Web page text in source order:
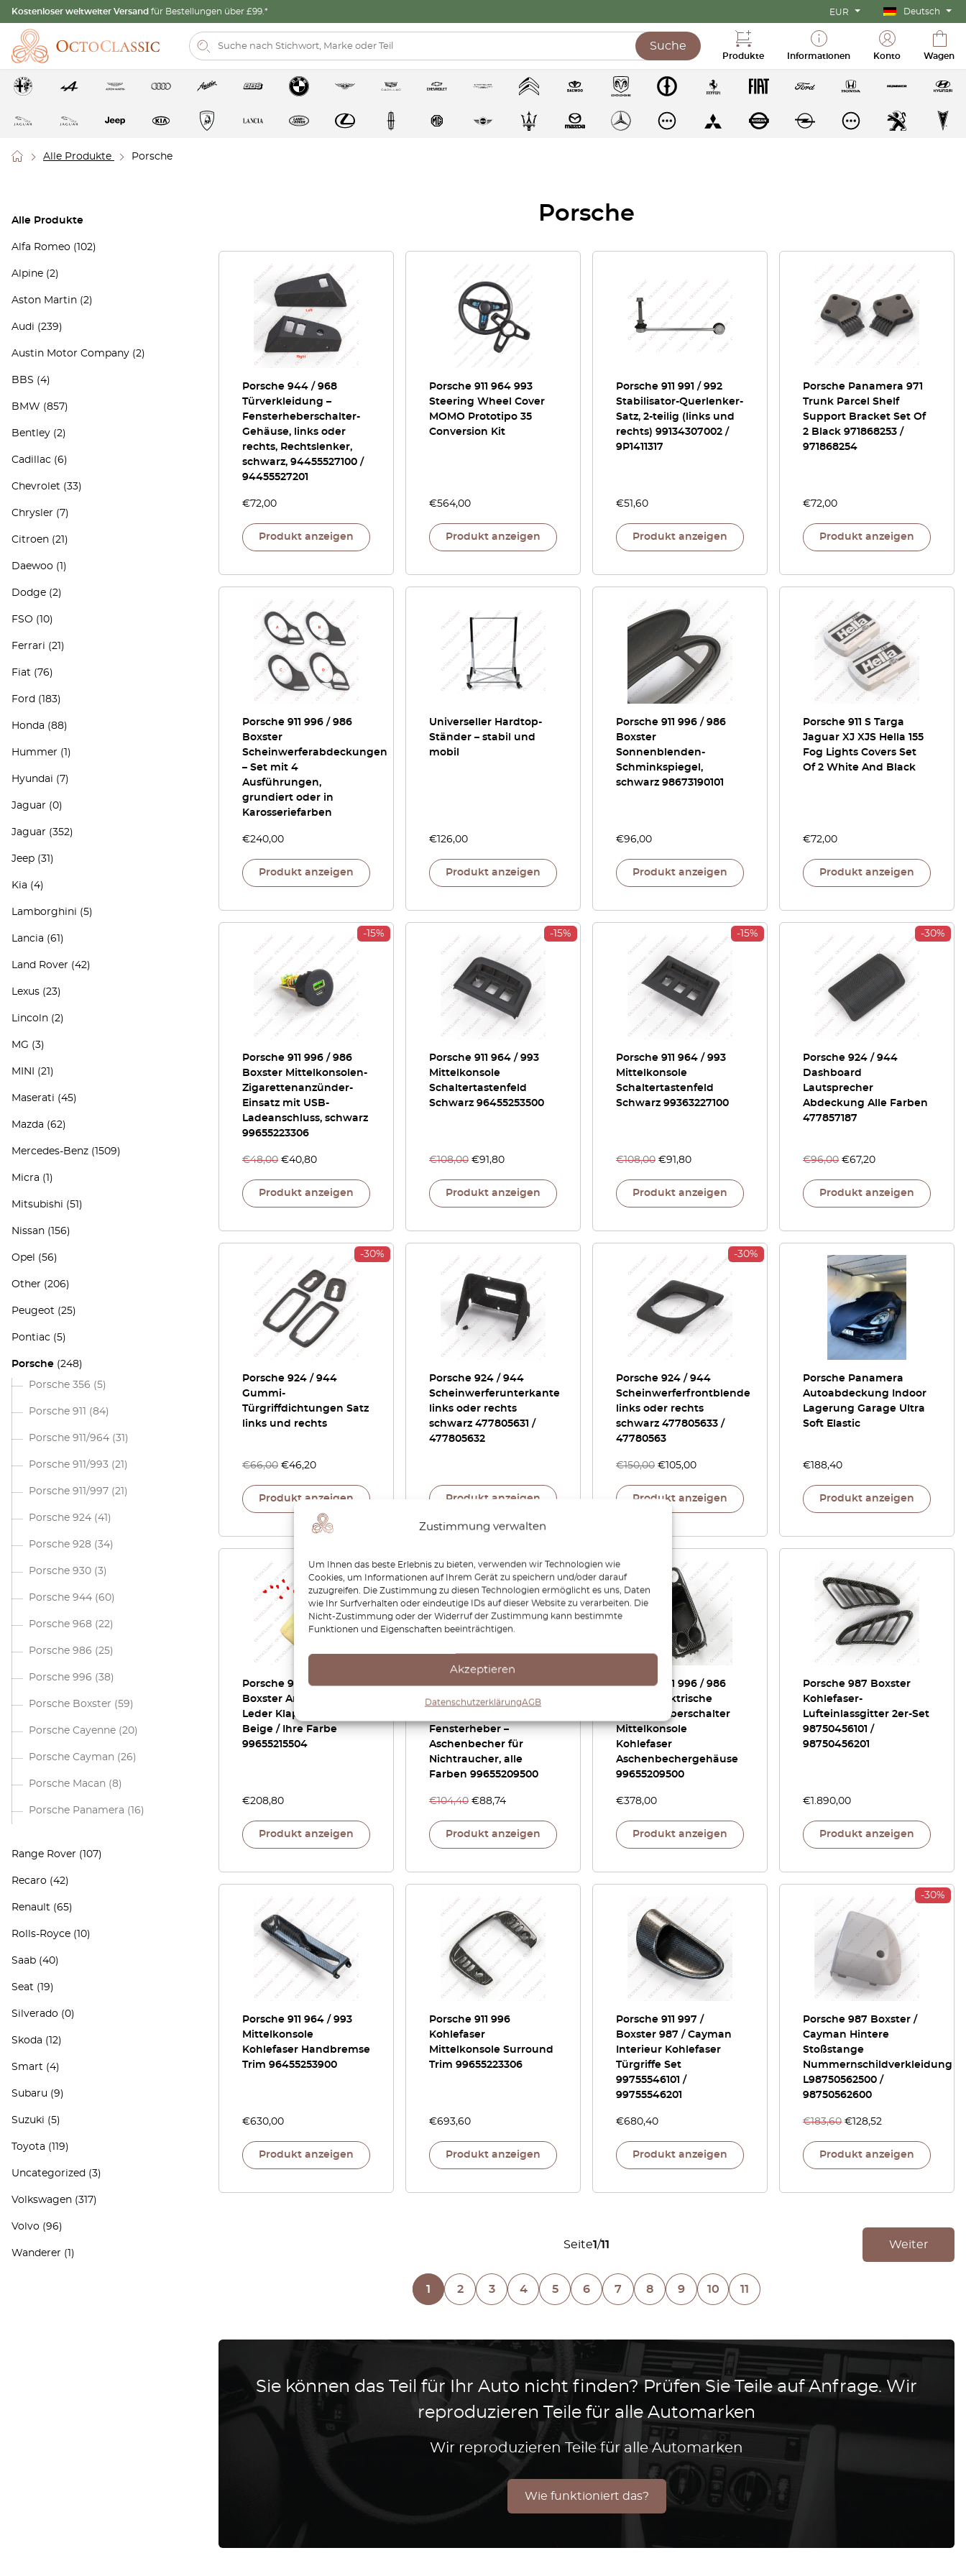
Zustimmung verwalten
Um Ihnen das beste Erlebnis zu bieten, verwenden wir Technologien wie
Cookies, um Informationen auf Ihrem Gerät zu speichern und/oder darauf
zuzugreifen. Die Zustimmung zu diesen Technologien ermöglicht es uns, Daten
wie Ihr Surfverhalten oder eindeutige IDs auf dieser Website zu verarbeiten. Die
Nicht-Zustimmung oder der Widerruf der Zustimmung kann bestimmte
Funktionen und Eigenschaften beeinträchtigen.
Akzeptieren
DatenschutzerklärungAGB
Kostenloser weltweiter Versand für Bestellungen über £99.* EUR Deutsch
Suche
Produkte Informationen Konto Wagen
Alle Produkte Porsche
Alle Produkte
Alfa Romeo (102)
Alpine (2)
Aston Martin (2)
Audi (239)
Austin Motor Company (2)
BBS (4)
BMW (857)
Bentley (2)
Cadillac (6)
Chevrolet (33)
Chrysler (7)
Citroen (21)
Daewoo (1)
Dodge (2)
FSO (10)
Ferrari (21)
Fiat (76)
Ford (183)
Honda (88)
Hummer (1)
Hyundai (7)
Jaguar (0)
Jaguar (352)
Jeep (31)
Kia (4)
Lamborghini (5)
Lancia (61)
Land Rover (42)
Lexus (23)
Lincoln (2)
MG (3)
MINI (21)
Maserati (45)
Mazda (62)
Mercedes-Benz (1509)
Micra (1)
Mitsubishi (51)
Nissan (156)
Opel (56)
Other (206)
Peugeot (25)
Pontiac (5)
Porsche (248)
Porsche 356 (5)
Porsche 911 (84)
Porsche 911/964 (31)
Porsche 911/993 (21)
Porsche 911/997 (21)
Porsche 924 (41)
Porsche 928 (34)
Porsche 930 (3)
Porsche 944 (60)
Porsche 968 (22)
Porsche 986 (25)
Porsche 996 (38)
Porsche Boxster (59)
Porsche Cayenne (20)
Porsche Cayman (26)
Porsche Macan (8)
Porsche Panamera (16)
Range Rover (107)
Recaro (42)
Renault (65)
Rolls-Royce (10)
Saab (40)
Seat (19)
Silverado (0)
Skoda (12)
Smart (4)
Subaru (9)
Suzuki (5)
Toyota (119)
Uncategorized (3)
Volkswagen (317)
Volvo (96)
Wanderer (1)
Porsche
Porsche 944 / 968
Türverkleidung –
Fensterheberschalter-
Gehäuse, links oder
rechts, Rechtslenker,
schwarz, 94455527100 /
94455527201
€72,00
Produkt anzeigen
Porsche 911 964 993
Steering Wheel Cover
MOMO Prototipo 35
Conversion Kit
€564,00
Produkt anzeigen
Porsche 911 991 / 992
Stabilisator-Querlenker-
Satz, 2-teilig (links und
rechts) 99134307002 /
9P1411317
€51,60
Produkt anzeigen
Porsche Panamera 971
Trunk Parcel Shelf
Support Bracket Set Of
2 Black 971868253 /
971868254
€72,00
Produkt anzeigen
Porsche 911 996 / 986
Boxster
Scheinwerferabdeckungen
– Set mit 4
Ausführungen,
grundiert oder in
Karosseriefarben
€240,00
Produkt anzeigen
Universeller Hardtop-
Ständer – stabil und
mobil
€ 126,00
Produkt anzeigen
Porsche 911 996 / 986
Boxster
Sonnenblenden-
Schminkspiegel,
schwarz 98673190101
€96,00
Produkt anzeigen
Porsche 911 S Targa
Jaguar XJ XJS Hella 155
Fog Lights Covers Set
Of 2 White And Black
€72,00
Produkt anzeigen
-15%
Porsche 911 996 / 986
Boxster Mittelkonsolen-
Zigarettenanzünder-
Einsatz mit USB-
Ladeanschluss, schwarz
99655223306
€48,00 €40,80
Produkt anzeigen
-15%
Porsche 911 964 / 993
Mittelkonsole
Schaltertastenfeld
Schwarz 96455253500
€108,00 €91,80
Produkt anzeigen
-15%
Porsche 911 964 / 993
Mittelkonsole
Schaltertastenfeld
Schwarz 99363227100
€108,00 €91,80
Produkt anzeigen
-30%
Porsche 924 / 944
Dashboard
Lautsprecher
Abdeckung Alle Farben
477857187
€96,00 €67,20
Produkt anzeigen
-30%
Porsche 924 / 944
Gummi-
Türgriffdichtungen Satz
links und rechts
€66,00 €46,20
Produkt anzeigen
Porsche 924 / 944
Scheinwerferunterkante
links oder rechts
schwarz 477805631 /
477805632
Produkt anzeigen
-30%
Porsche 924 / 944
Scheinwerferfrontblende
links oder rechts
schwarz 477805633 /
47780563
€150,00 € 105,00
Produkt anzeigen
Porsche Panamera
Autoabdeckung Indoor
Lagerung Garage Ultra
Soft Elastic
€ 188,40
Produkt anzeigen
Porsche 911 996 / 986
Boxster Armlehne Box
Leder Klappe Schwarz /
Beige / Ihre Farbe
99655215504
€208,80
Produkt anzeigen
-15%
Porsche 911 996 / 986
Boxster Mittelkonsole –
Fensterheber –
Aschenbecher für
Nichtraucher, alle
Farben 99655209500
€104,40 €88,74
Produkt anzeigen
Porsche 911 996 / 986
Boxter Elektrische
Fensterheberschalter
Mittelkonsole
Kohlefaser
Aschenbechergehäuse
99655209500
€378,00
Produkt anzeigen
Porsche 987 Boxster
Kohlefaser-
Lufteinlassgitter 2er-Set
98750456101 /
98750456201
€ 1.890,00
Produkt anzeigen
Porsche 911 964 / 993
Mittelkonsole
Kohlefaser Handbremse
Trim 96455253900
€630,00
Produkt anzeigen
Porsche 911 996
Kohlefaser
Mittelkonsole Surround
Trim 99655223306
€693,60
Produkt anzeigen
Porsche 911 997 /
Boxster 987 / Cayman
Interieur Kohlefaser
Türgriffe Set
99755546101 /
99755546201
€680,40
Produkt anzeigen
-30%
Porsche 987 Boxster /
Cayman Hintere
Stoßstange
Nummernschildverkleidung
L98750562500 /
98750562600
€183,60 € 128,52
Produkt anzeigen
Seite1/11 Weiter
1 2 3 4 5 6 7 8 9 10 11
Sie können das Teil für Ihr Auto nicht finden? Prüfen Sie Teile auf Anfrage. Wir
reproduzieren Teile für alle Automarken
Wir reproduzieren Teile für alle Automarken
Wie funktioniert das?